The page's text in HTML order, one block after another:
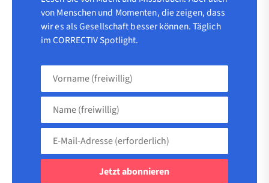
von Menschen und Momenten, die zeigen, dass
wir es als Gesellschaft besser können. Täglich
im CORRECTIV Spotlight.
Vorname
Name
(freiwillig)
Adresse